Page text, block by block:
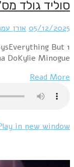
a Look At